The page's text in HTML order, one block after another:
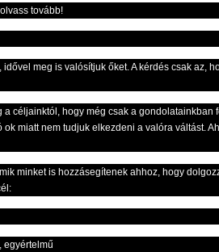
tovább!
meg is valósítjuk őket. A kérdés csak az,
céljainktól, hogy még csak a gondolatainkban
miatt nem tudjuk elkezdeni a valóra váltást.
minket is hozzásegítenek ahhoz, hogy
egyértelmű